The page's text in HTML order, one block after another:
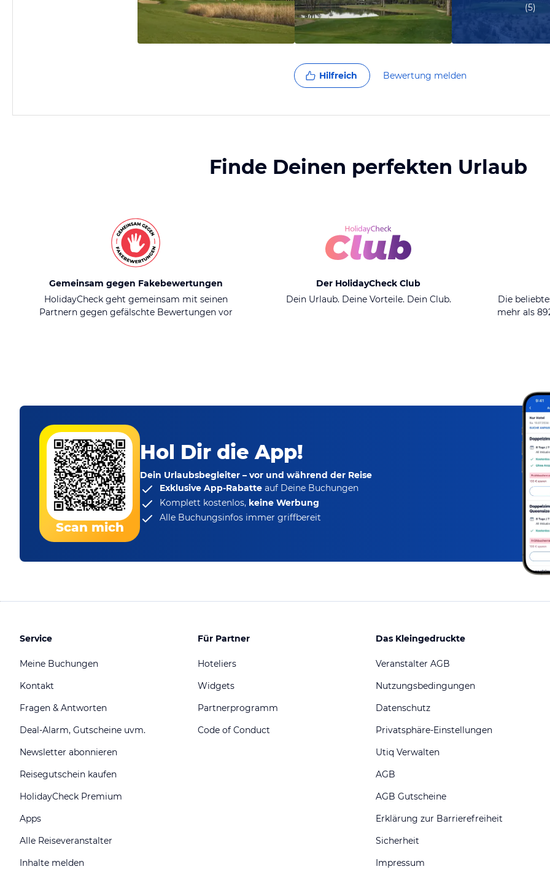
(5)
Hilfreich Bewertung melden
Finde Deinen perfekten Urlaub
Gemeinsam gegen Fakebewertungen
HolidayCheck geht gemeinsam mit seinen
Partnern gegen gefälschte Bewertungen vor
Der HolidayCheck Club
Dein Urlaub. Deine Vorteile. Dein Club.
Die
mehr als
Scan mich
Hol Dir die App!
Dein Urlaubsbegleiter – vor und während der Reise
Exklusive App-Rabatte auf Deine Buchungen
Komplett kostenlos, keine Werbung
Alle Buchungsinfos immer griffbereit
Service
Meine Buchungen
Kontakt
Fragen & Antworten
Deal-Alarm, Gutscheine uvm.
Newsletter abonnieren
Reisegutschein kaufen
HolidayCheck Premium
Apps
Alle Reiseveranstalter
Inhalte melden
Für Partner
Hoteliers
Widgets
Partnerprogramm
Code of Conduct
Das Kleingedruckte
Veranstalter AGB
Nutzungsbedingungen
Datenschutz
Privatsphäre-Einstellungen
Utiq Verwalten
AGB
AGB Gutscheine
Erklärung zur Barrierefreiheit
Sicherheit
Impressum